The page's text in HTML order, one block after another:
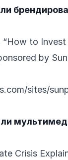
to Invest
by
sites/
Crisis